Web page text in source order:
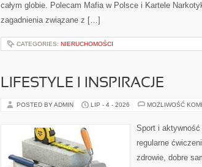
całym globie. Polecam Mafia w Polsce i Kartele
zagadnienia związane z […]
CATEGORIES: NIERUCHOMOŚCI
LIFESTYLE I INSPIRACJE
POSTED BY ADMIN LIP - 4 - 2026 MOŻLIWOŚĆ
Sport i
regularne
zdrowie, dobre